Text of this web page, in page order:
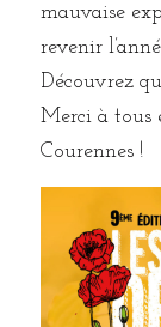
mauvaise
revenir
Découvrez
Merci à tous
Courennes !